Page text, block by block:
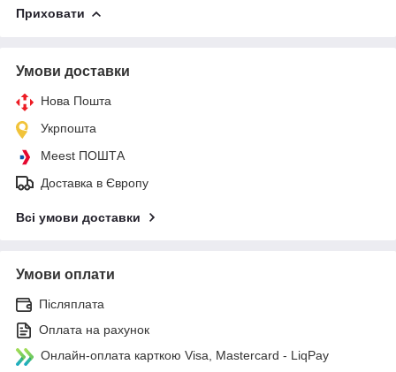
Приховати
Умови доставки
Нова Пошта
Укрпошта
Meest ПОШТА
Доставка в Європу
Всі умови доставки
Умови оплати
Післяплата
Оплата на рахунок
Онлайн-оплата карткою Visa, Mastercard - LiqPay